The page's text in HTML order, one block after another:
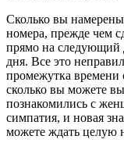
Сколько вы
номера, прежде чем
прямо на следующий
дня. Все это
промежутка времени
сколько вы можете
познакомились с
симпатия, и новая
можете ждать целую